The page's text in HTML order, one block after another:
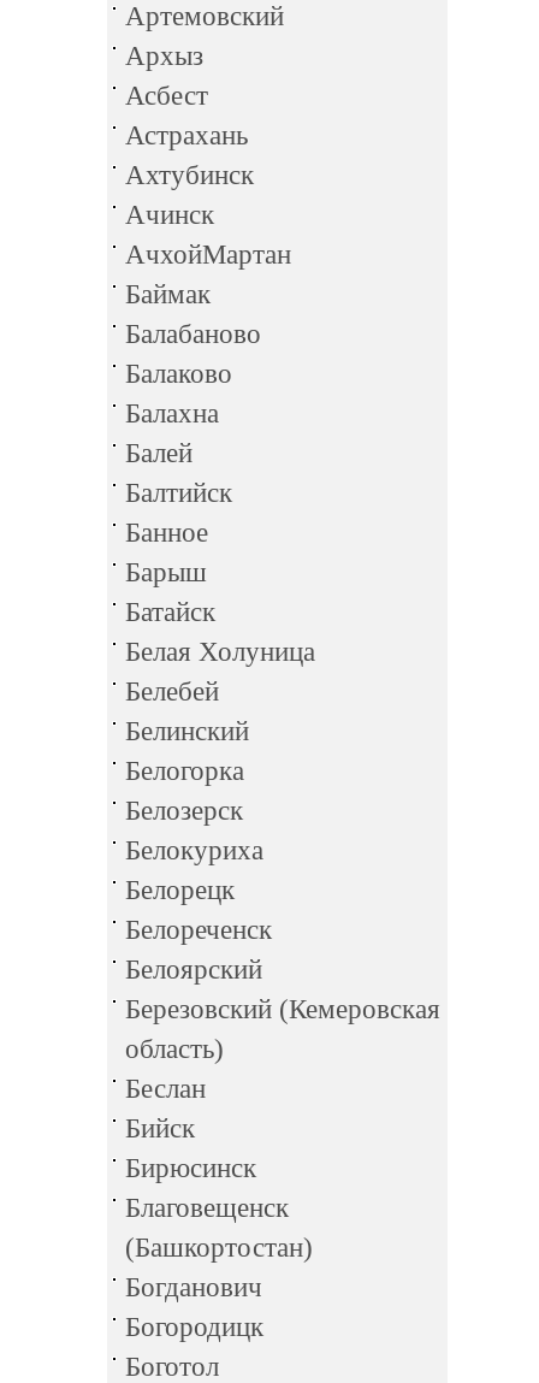
Артемовский
Архыз
Асбест
Астрахань
Ахтубинск
Ачинск
АчхойМартан
Баймак
Балабаново
Балаково
Балахна
Балей
Балтийск
Банное
Барыш
Батайск
Белая Холуница
Белебей
Белинский
Белогорка
Белозерск
Белокуриха
Белорецк
Белореченск
Белоярский
Березовский (Кемеровская
область)
Беслан
Бийск
Бирюсинск
Благовещенск
(Башкортостан)
Богданович
Богородицк
Боготол